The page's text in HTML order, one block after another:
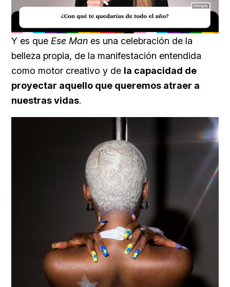
Unmute Loaded:
39.56%
Y es que Ese Man es una celebración de la
belleza propia, de la manifestación entendida
como motor creativo y de la capacidad de
proyectar aquello que queremos atraer a
nuestras vidas.